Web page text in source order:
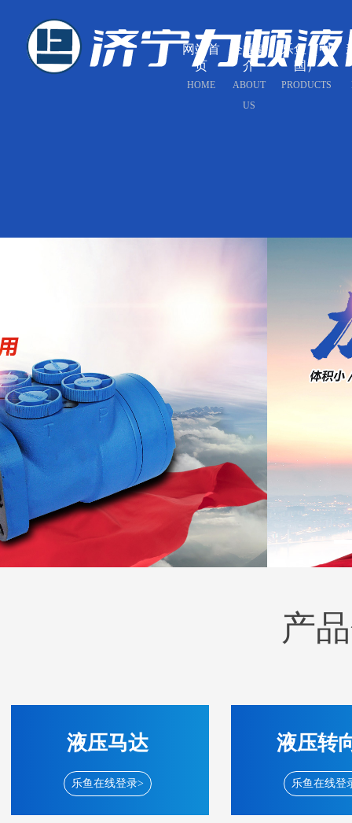
网站首
页
HOME
企业简
介
ABOUT
US
乐鱼（中
国）
PRODUCTS
产
液压马达
乐鱼在线登录>
液压转
乐鱼在线登
8161
8161